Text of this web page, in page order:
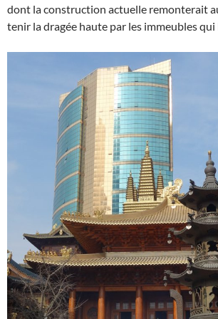
dont la construction actuelle remonterait
tenir la dragée haute par les immeubles qui